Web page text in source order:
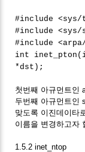
#include <sys/
#include <sys/
#include
int
*dst);
첫번째 아규먼트인
두번째 아규먼트인
맞도록 이진데이타
이름을 변경하고자
1.5.2 inet_ntop